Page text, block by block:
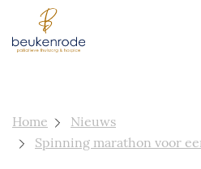
Home
Nieuws
Spinning marathon voor